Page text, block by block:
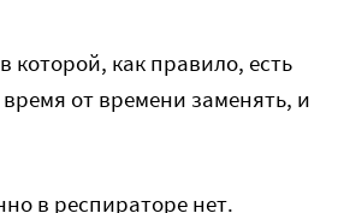
которой, как правило, есть
от времени заменять, и
в респираторе нет.